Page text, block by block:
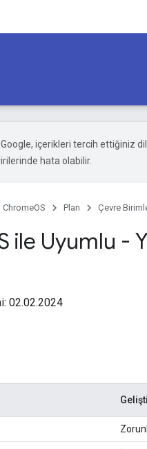
Google, içerikleri tercih ettiğiniz
hata olabilir.
ChromeOS Plan Çevre
ile Uyumlu -
02.02.2024